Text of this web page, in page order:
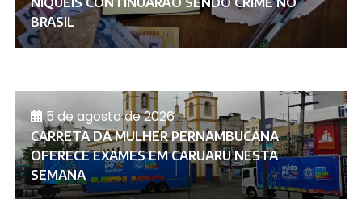
BRASIL
5 de agosto de 2026
CARRETA DA MULHER PERNAMBUCANA
OFERECE EXAMES EM CARUARU NESTA
SEMANA